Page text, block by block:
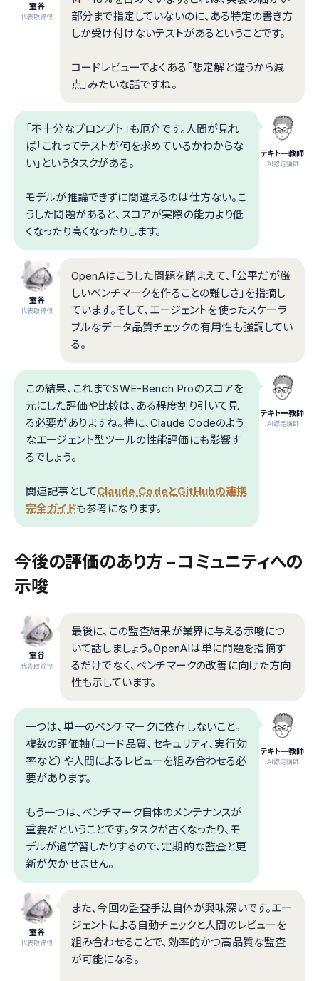
室谷
代表取締役
部分まで指定していないのに、ある特定の書き方
しか受け付けないテストがあるということです。
コードレビューでよくある「想定解と違うから減
点」みたいな話ですね。
テキトー教師
.AI認定講師
「不十分なプロンプト」も厄介です。人間が見れ
ば「これってテストが何を求めているかわからな
い」というタスクがある。
モデルが推論できずに間違えるのは仕方ない。こ
うした問題があると、スコアが実際の能力より低
くなったり高くなったりします。
室谷
代表取締役
OpenAはこうした問題を踏まえて、「公平だが厳
しいベンチマークを作ることの難しさ」を指摘し
ています。そして、エージェントを使ったスケーラ
ブルなデータ品質チェックの有用性も強調してい
る。
テキトー教師
.AI認定講師
この結果、これまでSWE-Bench Proのスコアを
元にした評価や比較は、ある程度割り引いて見
る必要がありますね。特に、Claude Codeのよう
なエージェント型ツールの性能評価にも影響す
るでしょう。
関連記事としてClaude CodeとGitHubの連携
完全ガイドも参考になります。
今後の評価のあり方 – コミュニティへの
示唆
室谷
代表取締役
最後に、この監査結果が業界に与える示唆につ
いて話しましょう。OpenAIは単に問題を指摘す
るだけでなく、ベンチマークの改善に向けた方向
性も示しています。
テキトー教師
.AI認定講師
一つは、単一のベンチマークに依存しないこと。
複数の評価軸（コード品質、セキュリティ、実行効
率など）や人間によるレビューを組み合わせる必
要があります。
もう一つは、ベンチマーク自体のメンテナンスが
重要だということです。タスクが古くなったり、モ
デルが過学習したりするので、定期的な監査と更
新が欠かせません。
室谷
代表取締役
また、今回の監査手法自体が興味深いです。エー
ジェントによる自動チェックと人間のレビューを
組み合わせることで、効率的かつ高品質な監査
が可能になる。